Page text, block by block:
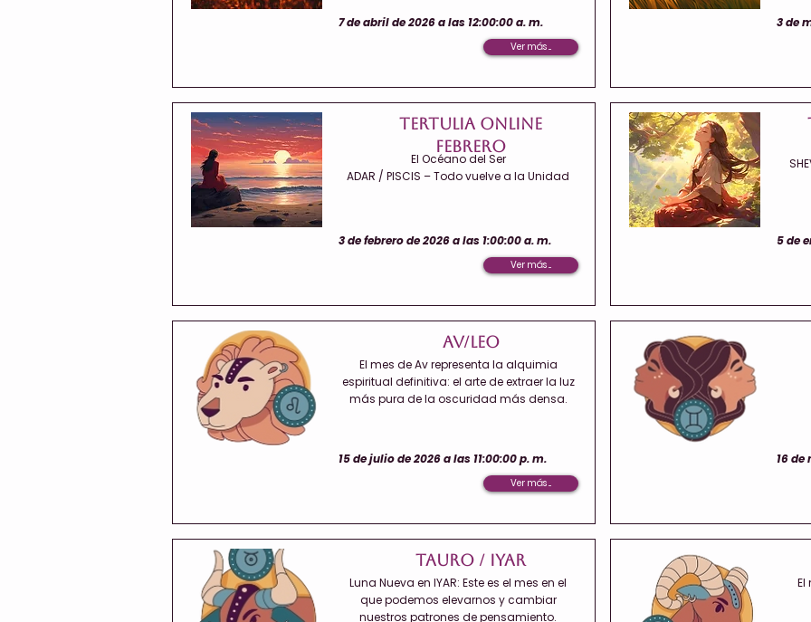
7 de abril de 2026 a las 12:00:00 a. m.
Ver más ...
Tertulia Online
Febrero
El Océano del Ser
ADAR / PISCIS – Todo vuelve a la Unidad
3 de febrero de 2026 a las 1:00:00 a. m.
Ver más ...
AV/Leo
El mes de Av representa la alquimia
espiritual definitiva: el arte de extraer la luz
más pura de la oscuridad más densa.
15 de julio de 2026 a las 11:00:00 p. m.
Ver más ...
Tauro / Iyar
Luna Nueva en IYAR: Este es el mes en el
que podemos elevarnos y cambiar
nuestros patrones de pensamiento.
3 de
5 de
16 de